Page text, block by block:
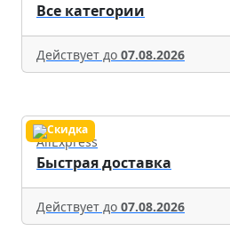
Все категории
Действует до 07.08.2026
AliExpress
Быстрая доставка
Действует до 07.08.2026